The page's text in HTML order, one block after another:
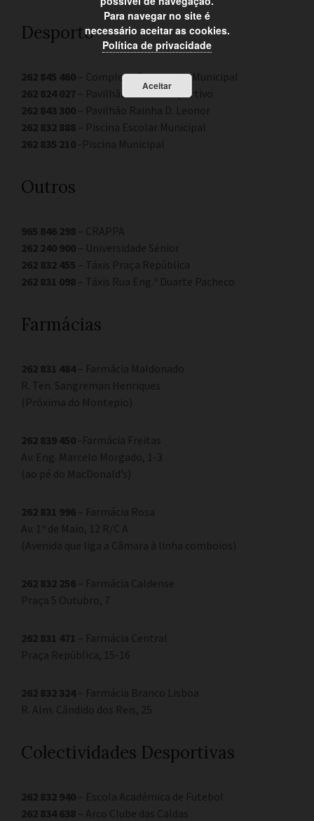
Desporto
262 845 460 – Complexo Desportivo Municipal
262 824 027 – Pavilhão Gimnodesportivo
262 843 300 – Pavilhão Rainha D. Leonor
262 832 888 – Piscina Escolar Municipal
262 835 210 -Piscina Municipal
Outros
965 846 298 – CRAPPA
262 240 900 – Universidade Sénior
262 832 455 – Táxis Praça República
262 831 098 – Táxis Rua Eng.º Duarte Pacheco
Farmácias
262 831 484– Farmácia Maldonado
R. Ten. Sangreman Henriques
(Próxima do Montepio)
262 839 450 -Farmácia Freitas
Av. Eng. Marcelo Morgado, 1-3
(ao pé do MacDonald’s)
262 831 996 – Farmácia Rosa
Av. 1º de Maio, 12 R/C A
(Avenida que liga a Câmara à linha comboios)
262 832 256 – Farmácia Caldense
Praça 5 Outubro, 7
262 831 471 – Farmácia Central
Praça República, 15-16
262 832 324– Farmácia Branco Lisboa
R. Alm. Cândido dos Reis, 25
Colectividades Desportivas
262 832 940 – Escola Académica de Futebol
262 834 638 – Arco Clube das Caldas
Para navegar no site é
necessário aceitar as cookies.
Política de privacidade
Aceitar